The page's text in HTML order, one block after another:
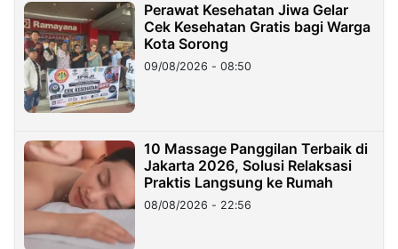
Perawat Kesehatan Jiwa Gelar
Cek Kesehatan Gratis bagi Warga
Kota Sorong
09/08/2026 - 08:50
10 Massage Panggilan Terbaik di
Jakarta 2026, Solusi Relaksasi
Praktis Langsung ke Rumah
08/08/2026 - 22:56